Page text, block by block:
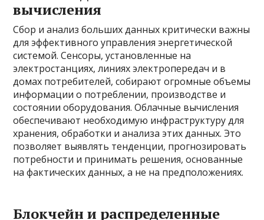
вычисления
Сбор и анализ больших данных критически важны
для эффективного управления энергетической
системой. Сенсоры, установленные на
электростанциях, линиях электропередач и в
домах потребителей, собирают огромные объемы
информации о потреблении, производстве и
состоянии оборудования. Облачные вычисления
обеспечивают необходимую инфраструктуру для
хранения, обработки и анализа этих данных. Это
позволяет выявлять тенденции, прогнозировать
потребности и принимать решения, основанные
на фактических данных, а не на предположениях.
Блокчейн и распределенные